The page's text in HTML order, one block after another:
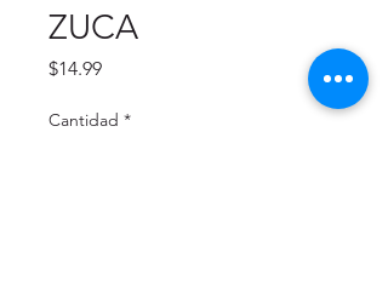
ZUCA
$14.99Precio
Cantidad *